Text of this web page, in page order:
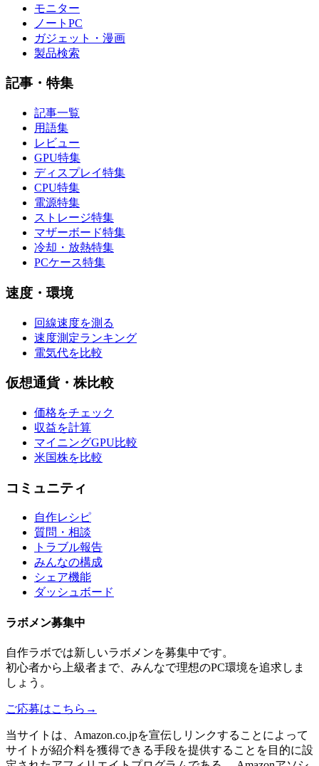
モニター
ノートPC
ガジェット・漫画
製品検索
記事・特集
記事一覧
用語集
レビュー
GPU特集
ディスプレイ特集
CPU特集
電源特集
ストレージ特集
マザーボード特集
冷却・放熱特集
PCケース特集
速度・環境
回線速度を測る
速度測定ランキング
電気代を比較
仮想通貨・株比較
価格をチェック
収益を計算
マイニングGPU比較
米国株を比較
コミュニティ
自作レシピ
質問・相談
トラブル報告
みんなの構成
シェア機能
ダッシュボード
ラボメン募集中
自作ラボでは新しいラボメンを募集中です。
初心者から上級者まで、みんなで理想のPC環境を追求しま
しょう。
ご応募はこちら →
当サイトは、Amazon.co.jpを宣伝しリンクすることによって
サイトが紹介料を獲得できる手段を提供することを目的に設